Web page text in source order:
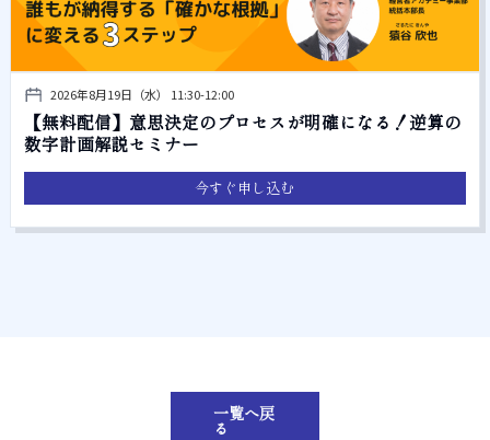
2026年8月19日（水） 11:30-12:00
【無料配信】意思決定のプロセスが明確になる！逆算の
数字計画解説セミナー
今すぐ申し込む
一覧へ戻
る